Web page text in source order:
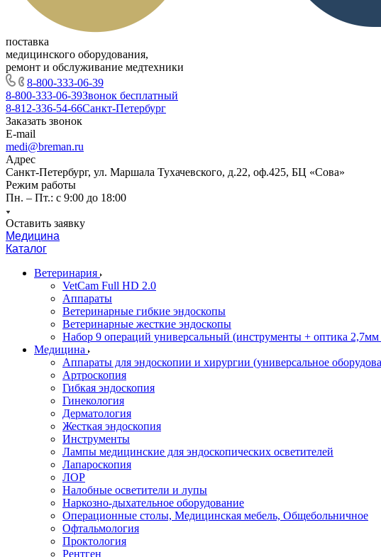
поставка
медицинского оборудования,
ремонт и обслуживание медтехники
8-800-333-06-39
8-800-333-06-39Звонок бесплатный
8-812-336-54-66Санкт-Петербург
Заказать звонок
E-mail
medi@breman.ru
Адрес
Санкт-Петербург, ул. Маршала Тухачевского, д.22, оф.425, БЦ «Сова»
Режим работы
Пн. – Пт.: с 9:00 до 18:00
Оставить заявку
Медицина
Каталог
Ветеринария
VetCam Full HD 2.0
Аппараты
Ветеринарные гибкие эндоскопы
Ветеринарные жесткие эндоскопы
Набор 9 операций универсальный (инструменты + оптика 2,7мм
Медицина
Аппараты для эндоскопии и хирургии (универсальное
Артроскопия
Гибкая эндоскопия
Гинекология
Дерматология
Жесткая эндоскопия
Инструменты
Лампы медицинские для эндоскопических осветителей
Лапароскопия
ЛОР
Налобные осветители и лупы
Наркозно-дыхательное оборудование
Операционные столы, Медицинская мебель, Общебольничное
Офтальмология
Проктология
Рентген